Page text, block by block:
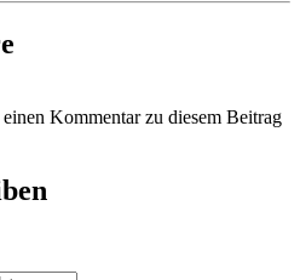
einen Kommentar zu diesem Beitrag